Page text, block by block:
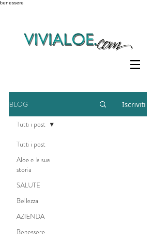
benessere
BLOG Iscriviti
Tutti i post
Aloe e la sua
storia
SALUTE
Bellezza
AZIENDA
Benessere
Tutti i post